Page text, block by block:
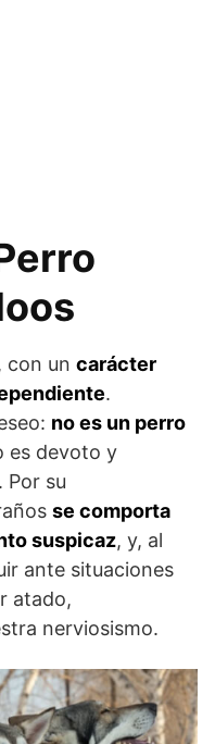
con un carácter
.
no es un perro
es devoto y
Por su
se comporta
suspicaz, y, al
ante situaciones
atado,
nerviosismo.